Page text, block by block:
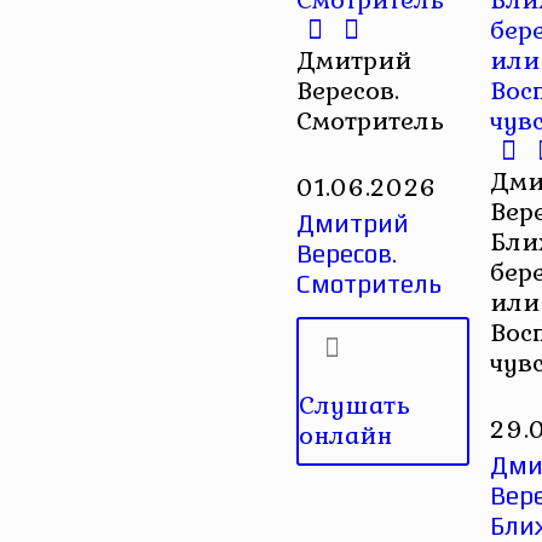
Дмитрий
Вересов.
Смотритель
01.06.2026
Дмитрий
Вересов.
Смотритель
Слушать
онлайн
или